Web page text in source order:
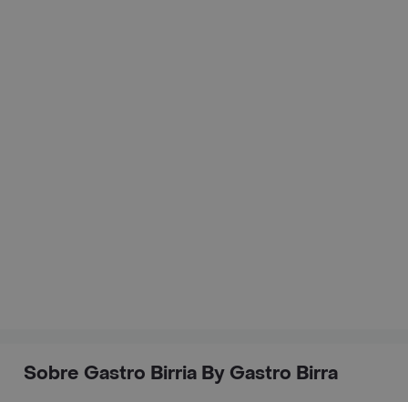
Sobre Gastro Birria By Gastro Birra